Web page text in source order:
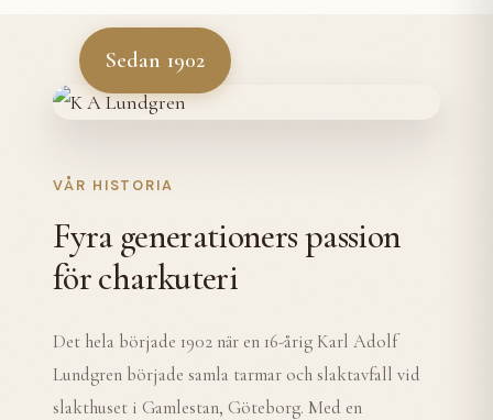
Sedan 1902
VÅR HISTORIA
Fyra generationers passion
för charkuteri
Det hela började 1902 när en 16-årig Karl Adolf
Lundgren började samla tarmar och slaktavfall vid
slakthuset i Gamlestan, Göteborg. Med en